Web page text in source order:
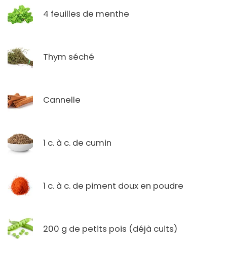
4 feuilles de menthe
Thym séché
Cannelle
1 c. à c. de cumin
1 c. à c. de piment doux en poudre
200 g de petits pois (déjà cuits)